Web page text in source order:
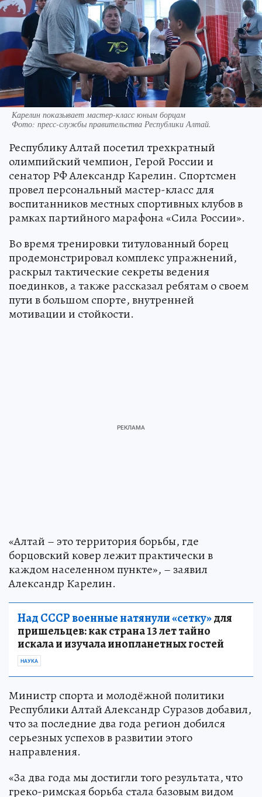
Карелин показывает мастер-класс юным борцам
Фото: пресс-службы правительства Республики Алтай.
Республику Алтай посетил трехкратный
олимпийский чемпион, Герой России и
сенатор РФ Александр Карелин. Спортсмен
провел персональный мастер-класс для
воспитанников местных спортивных клубов в
рамках партийного марафона «Сила России».
Во время тренировки титулованный борец
продемонстрировал комплекс упражнений,
раскрыл тактические секреты ведения
поединков, а также рассказал ребятам о своем
пути в большом спорте, внутренней
мотивации и стойкости.
«Алтай – это территория борьбы, где
борцовский ковер лежит практически в
каждом населенном пункте», – заявил
Александр Карелин.
Над СССР военные натянули «сетку»для
пришельцев: как страна 13 лет тайно
искала и изучала инопланетных гостей
НАУКА
Министр спорта и молодёжной политики
Республики Алтай Александр Суразов добавил,
что за последние два года регион добился
серьезных успехов в развитии этого
направления.
«За два года мы достигли того результата, что
греко-римская борьба стала базовым видом